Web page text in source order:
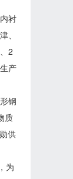
衬
、
2
产
钢
质
供
为